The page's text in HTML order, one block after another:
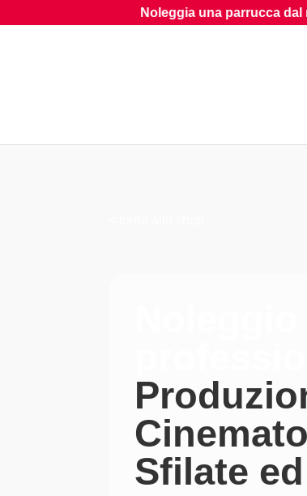
Sfilate
Noleggia una parrucca dal nostro